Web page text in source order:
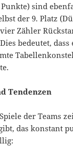
Punkte) sind
der 9. Platz
Zähler
bedeutet,
Tendenzen
der Teams
das konstant